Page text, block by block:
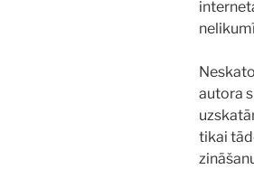
autora
tikai